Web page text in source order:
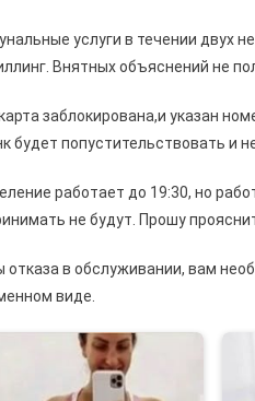
услуги в течении двух
Внятных объяснений не
заблокирована,и указан
будет попустительствовать и
работает до 19:30, но
не будут. Прошу
в обслуживании, вам
виде.